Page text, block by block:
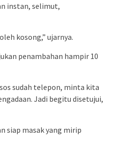
instan, selimut,
kosong,” ujarnya.
penambahan hampir 10
sudah telepon, minta kita
Jadi begitu disetujui,
siap masak yang mirip